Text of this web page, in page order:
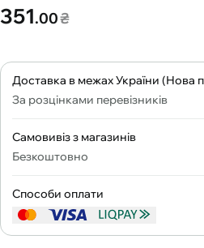
351.00₴
Доставка в межах України (Нова
За розцінками перевізників
Самовивіз з магазинів
Безкоштовно
Способи оплати